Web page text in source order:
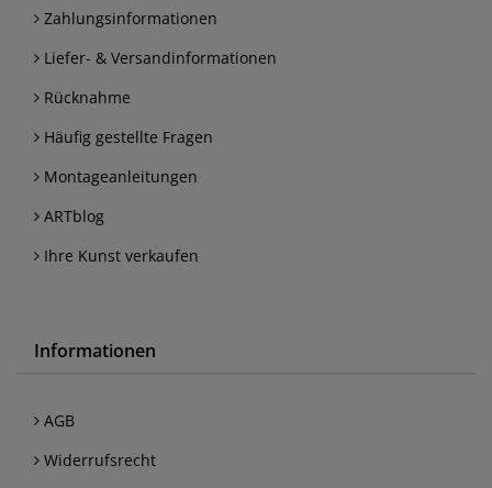
Zahlungsinformationen
Liefer- & Versandinformationen
Rücknahme
Häufig gestellte Fragen
Montageanleitungen
ARTblog
Ihre Kunst verkaufen
Informationen
AGB
Widerrufsrecht